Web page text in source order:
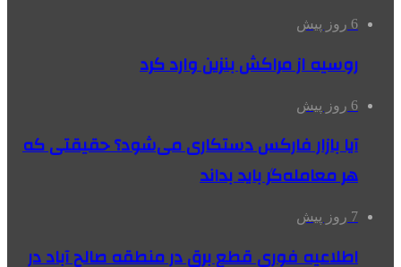
6 روز پیش
روسیه از مراکش بنزین وارد کرد
6 روز پیش
آیا بازار فارکس دستکاری می‌شود؟ حقیقتی که
هر معامله‌گر باید بداند
7 روز پیش
اطلاعیه فوری قطع برق در منطقه صالح آباد در